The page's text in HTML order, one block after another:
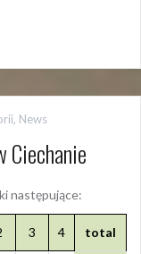
, News
Ciechanie
następujące:
3 4 total